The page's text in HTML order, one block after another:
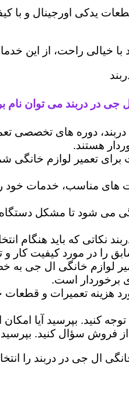
یدکی اورجینال و با
راحت، از این
در دربند می توان نام
دوره های تخصصی
هستند.
برای تعمیر لوازم خانگی
های مناسب، خدمات خود
شود تا مشکل دستگاه
نکاتی که باید هنگام
را در مورد کیفیت کار و
لوازم خانگی ال جی
برخوردار است.
هزینه تعمیرات و
کنید. بپرسید آیا امکان
سؤال کنید. بپرسید که
ال جی در دربند را